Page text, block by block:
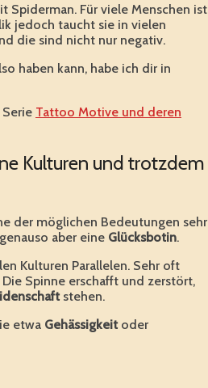
Spiderman. Für viele Menschen ist
jedoch taucht sie in vielen
die sind nicht nur negativ.
haben kann, habe ich dir in
Tattoo Motive und deren
Kulturen und trotzdem
der möglichen Bedeutungen sehr
aber eine Glücksbotin.
Kulturen Parallelen. Sehr oft
Spinne erschafft und zerstört,
stehen.
etwa Gehässigkeitoder